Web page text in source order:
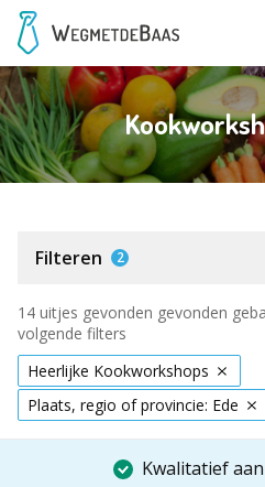
Filteren 2
14 uitjes gevonden gevonden
volgende filters
Heerlijke Kookworkshops
Plaats, regio of provincie: Ede
Kwalitatief